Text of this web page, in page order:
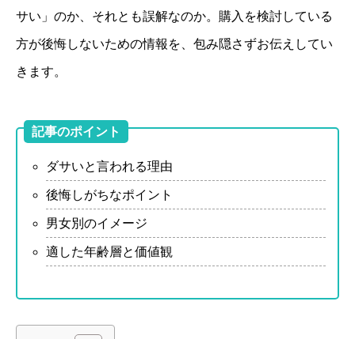
サい」のか、それとも誤解なのか。購入を検討している
方が後悔しないための情報を、包み隠さずお伝えしてい
きます。
記事のポイント
ダサいと言われる理由
後悔しがちなポイント
男女別のイメージ
適した年齢層と価値観